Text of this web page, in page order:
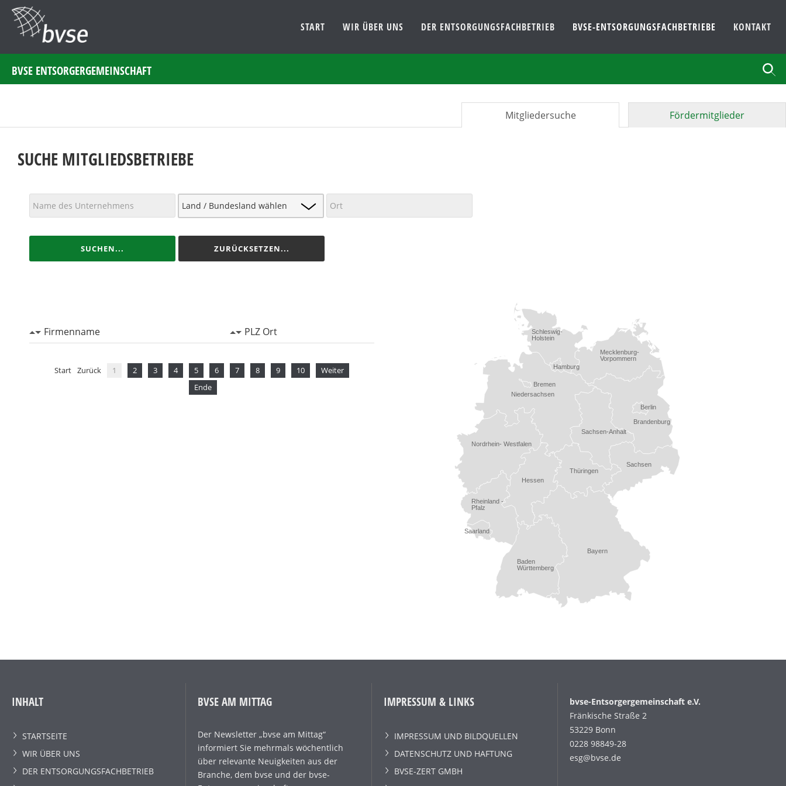
START WIR ÜBER UNS DER ENTSORGUNGSFACHBETRIEB BVSE-ENTSORGUNGSFACHBETRIEBE KONTAKT
BVSE ENTSORGERGEMEINSCHAFT
Mitgliedersuche Fördermitglieder
SUCHE MITGLIEDSBETRIEBE
SUCHEN... ZURÜCKSETZEN...
Firmenname PLZ Ort
Start Zurück 1 2 3 4 5 6 7 8 9 10
Weiter
Ende
Baden
Württemberg
Bayern
Brandenburg
Hessen
Mecklenburg-
Vorpommern
Niedersachsen
Nordrhein- Westfalen
Rheinland -
Pfalz
Sachsen
Sachsen-Anhalt
Schleswig-
Holstein
Thüringen
Berlin
Bremen
Hamburg
Saarland
INHALT
STARTSEITE
WIR ÜBER UNS
DER ENTSORGUNGSFACHBETRIEB
BVSE AM MITTAG
Der Newsletter „bvse am Mittag“
informiert Sie mehrmals wöchentlich
über relevante Neuigkeiten aus der
Branche, dem bvse und der bvse-
IMPRESSUM & LINKS
IMPRESSUM UND BILDQUELLEN
DATENSCHUTZ UND HAFTUNG
BVSE-ZERT GMBH
bvse-Entsorgergemeinschaft e.V.
Fränkische Straße 2
53229 Bonn
0228 98849-28
esg@bvse.de